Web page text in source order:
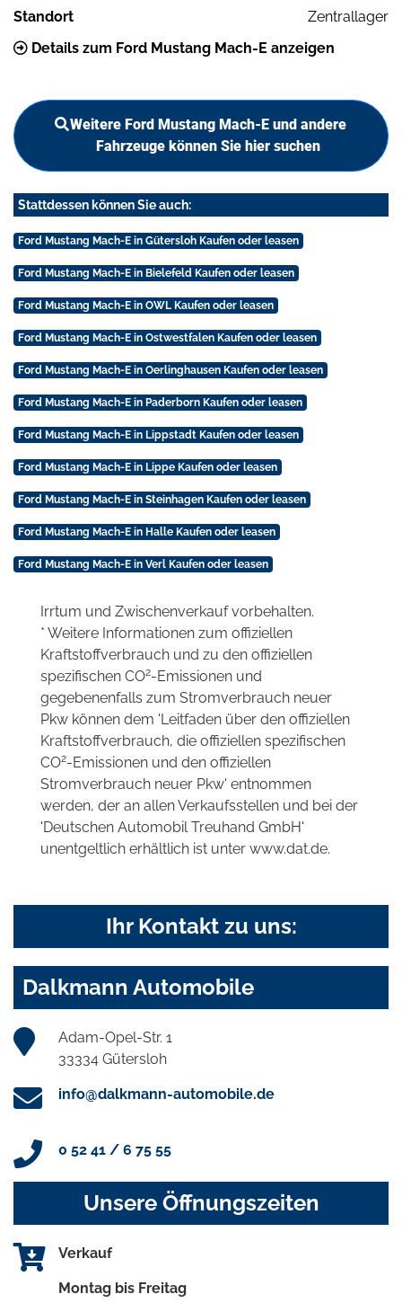
Standort
Zentrallager
Details zum Ford Mustang Mach-E anzeigen
Weitere Ford Mustang Mach-E und andere
Fahrzeuge können Sie hier suchen
Stattdessen können Sie auch:
Ford Mustang Mach-E in Gütersloh Kaufen oder leasen
Ford Mustang Mach-E in Bielefeld Kaufen oder leasen
Ford Mustang Mach-E in OWL Kaufen oder leasen
Ford Mustang Mach-E in Ostwestfalen Kaufen oder leasen
Ford Mustang Mach-E in Oerlinghausen Kaufen oder leasen
Ford Mustang Mach-E in Paderborn Kaufen oder leasen
Ford Mustang Mach-E in Lippstadt Kaufen oder leasen
Ford Mustang Mach-E in Lippe Kaufen oder leasen
Ford Mustang Mach-E in Steinhagen Kaufen oder leasen
Ford Mustang Mach-E in Halle Kaufen oder leasen
Ford Mustang Mach-E in Verl Kaufen oder leasen
Irrtum und Zwischenverkauf vorbehalten.
* Weitere Informationen zum offiziellen
Kraftstoffverbrauch und zu den offiziellen
spezifischen CO2-Emissionen und
gegebenenfalls zum Stromverbrauch neuer
Pkw können dem 'Leitfaden über den offiziellen
Kraftstoffverbrauch, die offiziellen spezifischen
CO2-Emissionen und den offiziellen
Stromverbrauch neuer Pkw' entnommen
werden, der an allen Verkaufsstellen und bei der
'Deutschen Automobil Treuhand GmbH'
unentgeltlich erhältlich ist unter www.dat.de.
Ihr Kontakt zu uns:
Dalkmann Automobile
Adam-Opel-Str. 1
33334 Gütersloh
info@dalkmann-automobile.de
0 52 41 / 6 75 55
Unsere Öffnungszeiten
Verkauf
Montag bis Freitag